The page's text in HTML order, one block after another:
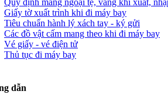
Giấy tờ xuất trình khi đi máy bay
Tiêu chuẩn hành lý xách tay - ký gửi
Các đồ vật cấm mang theo khi đi máy bay
Vé giấy - vé điện tử
Thủ tục đi máy bay
dẫn